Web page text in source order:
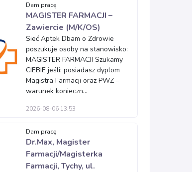
Dam pracę
MAGISTER FARMACJI –
Zawiercie (M/K/OS)
Sieć Aptek Dbam o Zdrowie
poszukuje osoby na stanowisko:
MAGISTER FARMACJI Szukamy
CIEBIE jeśli: posiadasz dyplom
Magistra Farmacji oraz PWZ –
warunek konieczn...
2026-08-06 13:53
Dam pracę
Dr.Max, Magister
Farmacji/Magisterka
Farmacji, Tychy, ul.